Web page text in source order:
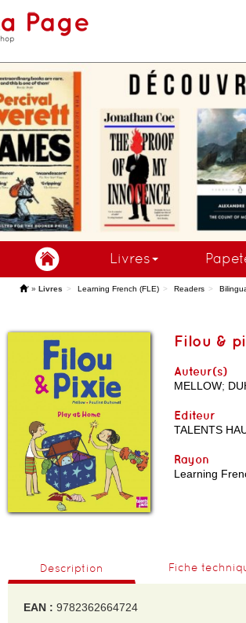
Livres
'» Livres Learning French (FLE) Readers
Filou &
Auteur(s)
MELLOW;
Editeur
TALENTS
Rayon
Learning
Description Fiche
EAN : 9782362664724